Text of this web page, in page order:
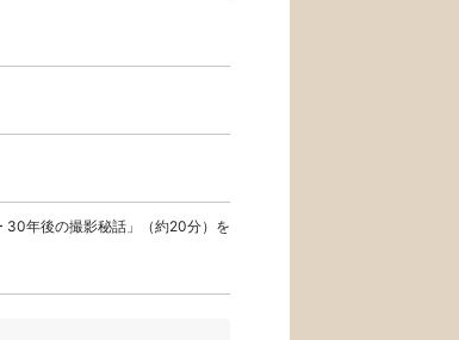
30年後の撮影秘話」（約20分）を